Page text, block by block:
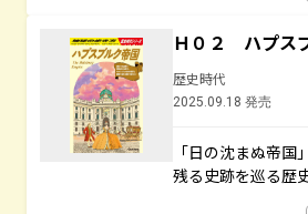
Ｈ０２ ハプス
歴史時代
2025.09.18 発売
「日の沈まぬ帝
残る史跡を巡る歴